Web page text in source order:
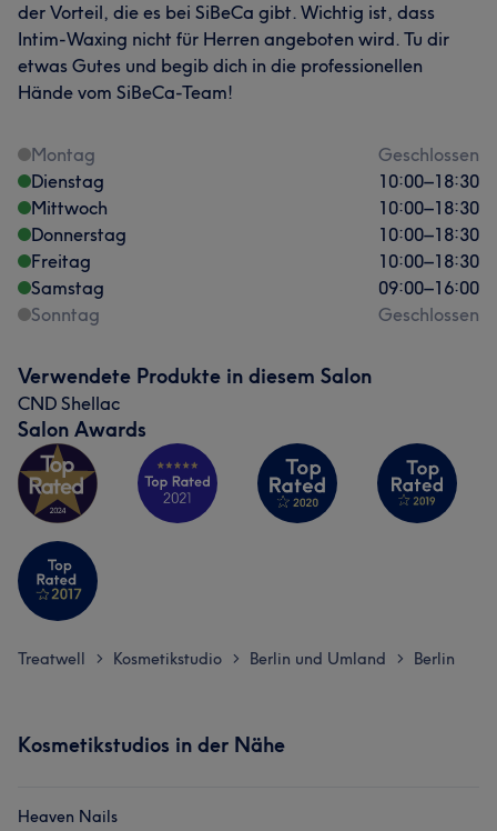
der Vorteil, die es bei SiBeCa gibt. Wichtig ist, dass
Intim-Waxing nicht für Herren angeboten wird. Tu dir
etwas Gutes und begib dich in die professionellen
Hände vom SiBeCa-Team!
Montag
Geschlossen
Dienstag
10:00–18:30
Mittwoch
10:00–18:30
Donnerstag
10:00–18:30
Freitag
10:00–18:30
Samstag
09:00–16:00
Sonntag
Geschlossen
Verwendete Produkte in diesem Salon
CND Shellac
Salon Awards
Treatwell > Kosmetikstudio > Berlin und Umland > Berlin
Kosmetikstudios in der Nähe
Heaven Nails